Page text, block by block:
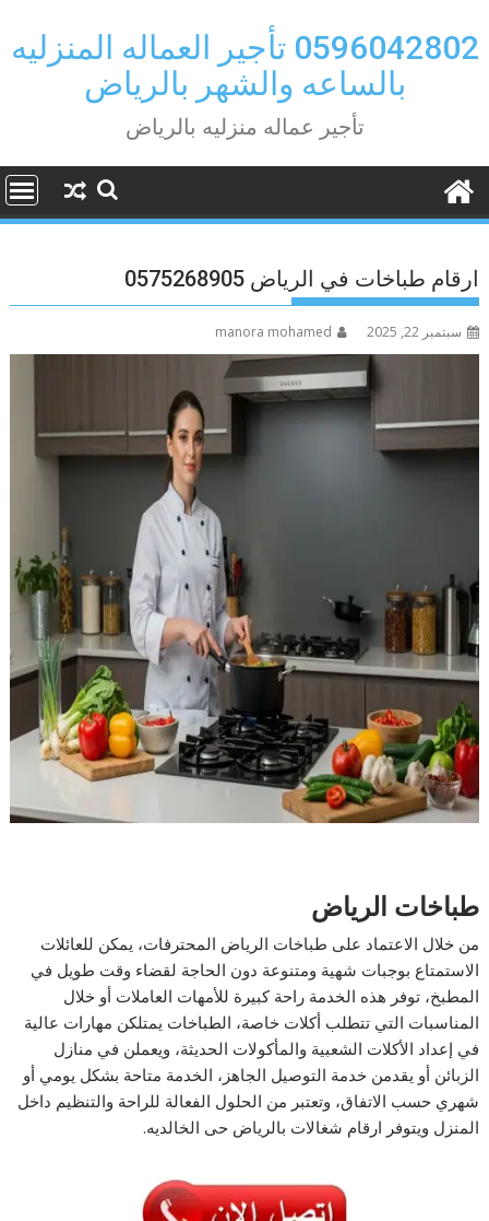
to
content
0596042802 تأجير العماله المنزليه
بالساعه والشهر بالرياض
تأجير عماله منزليه بالرياض
ارقام طباخات في الرياض 0575268905
سبتمبر 22, 2025 manora mohamed
طباخات الرياض
من خلال الاعتماد على طباخات الرياض المحترفات، يمكن للعائلات
الاستمتاع بوجبات شهية ومتنوعة دون الحاجة لقضاء وقت طويل في
المطبخ، توفر هذه الخدمة راحة كبيرة للأمهات العاملات أو خلال
المناسبات التي تتطلب أكلات خاصة، الطباخات يمتلكن مهارات عالية
في إعداد الأكلات الشعبية والمأكولات الحديثة، ويعملن في منازل
الزبائن أو يقدمن خدمة التوصيل الجاهز، الخدمة متاحة بشكل يومي أو
شهري حسب الاتفاق، وتعتبر من الحلول الفعالة للراحة والتنظيم داخل
المنزل ويتوفر ارقام شغالات بالرياض حى الخالديه.